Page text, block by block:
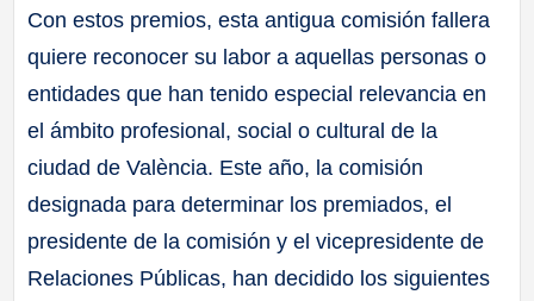
Con estos premios, esta antigua comisión fallera
quiere reconocer su labor a aquellas personas o
entidades que han tenido especial relevancia en
el ámbito profesional, social o cultural de la
ciudad de València. Este año, la comisión
designada para determinar los premiados, el
presidente de la comisión y el vicepresidente de
Relaciones Públicas, han decidido los siguientes